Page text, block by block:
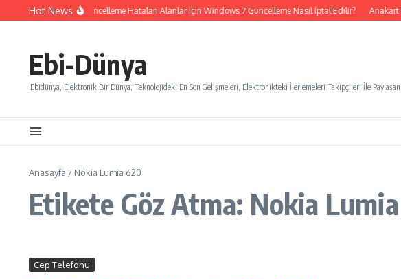
İçeriğe atlaHot News
Windows 7 Güncelleme Hataları Alanlar İçin Windows 7 Güncelleme Nasıl İptal Edilir? Anakart
Ebi-Dünya
Ebidünya, Elektronik Bir Dünya, Teknolojideki En Son Gelişmeleri, Elektronikteki İlerlemeleri Takipçileri İle
Anasayfa / Nokia Lumia 620
Etikete Göz Atma: Nokia
Cep Telefonu